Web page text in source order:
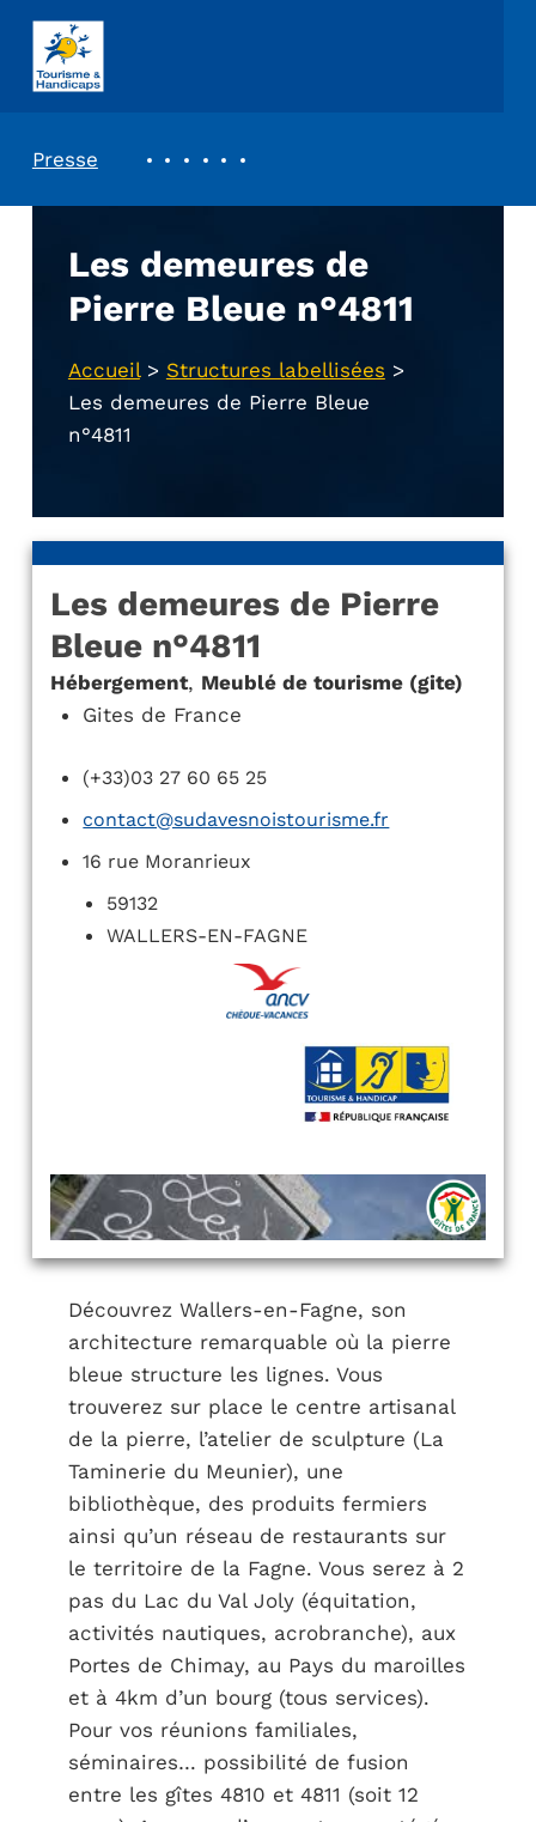
ASSOCIATION TOURISME ET HANDICAPS
Presse
Les demeures de
Pierre Bleue n°4811
Accueil> Structures labellisées >
Les demeures de Pierre Bleue
n°4811
Les demeures de Pierre
Bleue n°4811
Hébergement, Meublé de tourisme (gite)
Gites de France
(+33)03 27 60 65 25
contact@sudavesnoistourisme.fr
16 rue Moranrieux
59132
WALLERS-EN-FAGNE
Découvrez Wallers-en-Fagne, son
architecture remarquable où la pierre
bleue structure les lignes. Vous
trouverez sur place le centre artisanal
de la pierre, l’atelier de sculpture (La
Taminerie du Meunier), une
bibliothèque, des produits fermiers
ainsi qu’un réseau de restaurants sur
le territoire de la Fagne. Vous serez à 2
pas du Lac du Val Joly (équitation,
activités nautiques, acrobranche), aux
Portes de Chimay, au Pays du maroilles
et à 4km d’un bourg (tous services).
Pour vos réunions familiales,
séminaires… possibilité de fusion
entre les gîtes 4810 et 4811 (soit 12